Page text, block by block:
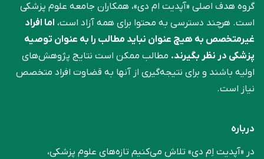
گروه هدف اصلی «آپدیت ام دی»، همکاران جامعه علوم ‌پزشکی
است. هرچند دسترسی به محتوا برای همه آزاد است، اما افراد
غیرمتخصص به هیچ عنوان نباید مطالب را به عنوان توصیه
پزشکی در نظر بگیرند. مطالب ممکن است نتایج پژوهش‌های
اولیه باشند و برای نتیجه‌گیری از آنها به قضاوت افراد متخصص
نیاز است.
درباره
در «آپدیت اِم دی» تلاش می‌کنیم تازه‌های علوم پزشکی،